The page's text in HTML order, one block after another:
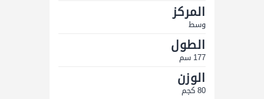
المركز
وسط
الطول
177 سم
الوزن
80 كجم